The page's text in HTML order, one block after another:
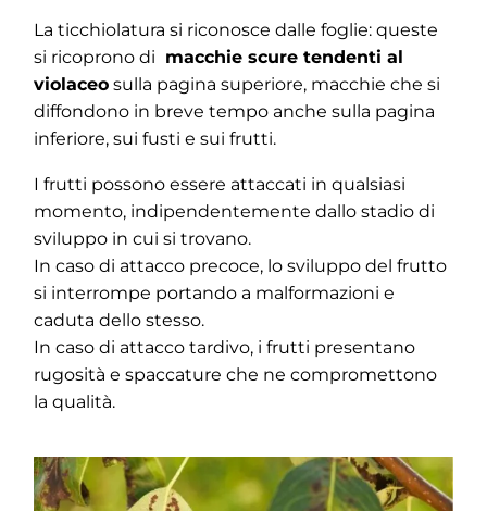
La ticchiolatura si riconosce dalle foglie: queste
si ricoprono di macchie scure tendenti al
violaceo sulla pagina superiore, macchie che si
diffondono in breve tempo anche sulla pagina
inferiore, sui fusti e sui frutti.
I frutti possono essere attaccati in qualsiasi
momento, indipendentemente dallo stadio di
sviluppo in cui si trovano.
In caso di attacco precoce, lo sviluppo del frutto
si interrompe portando a malformazioni e
caduta dello stesso.
In caso di attacco tardivo, i frutti presentano
rugosità e spaccature che ne compromettono
la qualità.